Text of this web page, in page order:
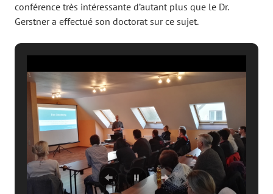
conférence très intéressante d’autant plus que le Dr.
Gerstner a effectué son doctorat sur ce sujet.